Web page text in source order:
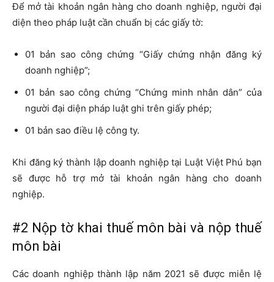
Để mở tài khoản ngân hàng cho doanh nghiệp, người đại
diện theo pháp luật cần chuẩn bị các giấy tờ:
01 bản sao công chứng “Giấy chứng nhận đăng ký
doanh nghiệp”;
01 bản sao công chứng “Chứng minh nhân dân” của
người đại diện pháp luật ghi trên giấy phép;
01 bản sao điều lệ công ty.
Khi đăng ký thành lập doanh nghiệp tại Luật Việt Phú bạn
sẽ được hỗ trợ mở tài khoản ngân hàng cho doanh
nghiệp.
#2 Nộp tờ khai thuế môn bài và nộp thuế
môn bài
Các doanh nghiệp thành lập năm 2021 sẽ được miễn lệ